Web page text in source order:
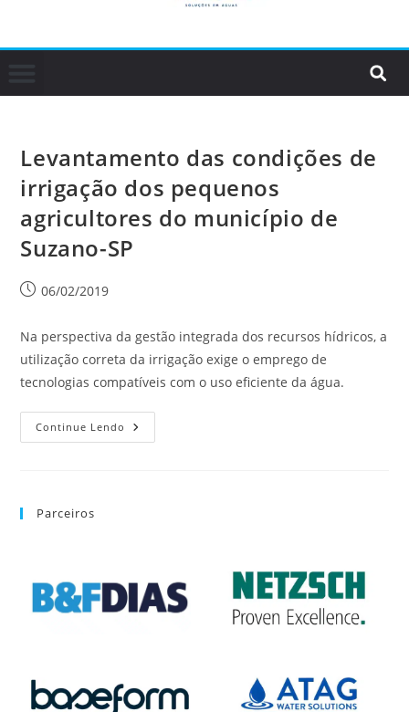
Levantamento das condições de
irrigação dos pequenos
agricultores do município de
Suzano-SP
06/02/2019
Na perspectiva da gestão integrada dos recursos hídricos, a
utilização correta da irrigação exige o emprego de
tecnologias compatíveis com o uso eficiente da água.
Continue Lendo
Parceiros